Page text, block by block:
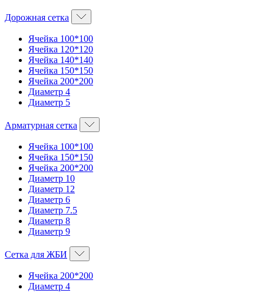
Дорожная сетка
Ячейка 100*100
Ячейка 120*120
Ячейка 140*140
Ячейка 150*150
Ячейка 200*200
Диаметр 4
Диаметр 5
Арматурная сетка
Ячейка 100*100
Ячейка 150*150
Ячейка 200*200
Диаметр 10
Диаметр 12
Диаметр 6
Диаметр 7.5
Диаметр 8
Диаметр 9
Сетка для ЖБИ
Ячейка 200*200
Диаметр 4